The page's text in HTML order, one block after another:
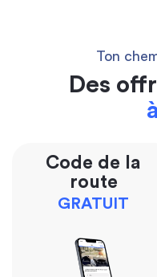
Ton
Des
Code de la
route
GRATUIT